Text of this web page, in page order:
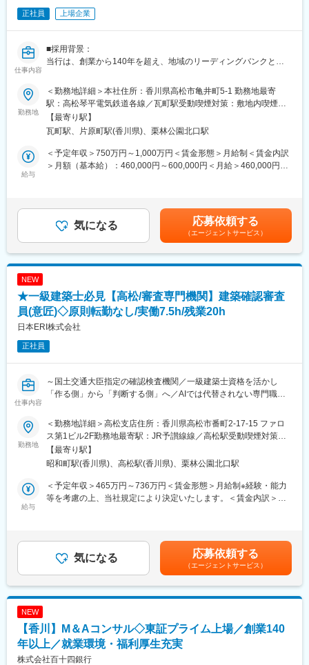
・SDGs宣言を実行していく上でのポイントや方策が不明確
・要最低限の標準的かつ包括的なステップに応じて検討
・所定のアンケートやヒアリングへのご回答で、検討すべきテー
絞り込む）
・サステナビリティ経営の重点課題や戦略を、お客様企業と当行
で検討
・開始から3カ月弱で、所定のフィードバックレポートを提出
◇ サポートメニュー
◎マテリアリティ（重要課題）の特定と取組方針の策定を支援
◎“サステナビリティ経営方針”と検討過程を記したレポートを提供
経営理念・経営資源を考慮し、今後目指すべき姿・ありたい姿を
示ず“サステナビリティ経営方針“のデータと、方針策定に向けた検
正社員 上場企業
仕事内容
■採用背景：
当行は、創業から140年を超え、地域のリーディングバンクとし
す。
現在は、「長期ビジョン2030」で、総合コンサルティンググルー
プへの進化を掲げています。コンサルティング機能の強化と新事
業領域の探索により、課題解決能力の強化を図るため、キャリア
採用を積極的に実施しています。
■業務概要：
本部営業部門の中核を担うコンサルティング部において、経験や
知識を活かしてプロフェッショナル人材を目指せる環境です。
コンサルティング部は、外部出向経験者やキャリア採用者等の多
■業務詳細：
◇ 背景
グローバル化が進む中、海外からの調達や海外向けの販売、海外
・海外の市場調査をしたい
・海外から製品、部品などを調達したい
・海外に現地法人を設立したい
・海外現地法人の再編を検討している
◇ サポート内容
討段階から伴走支援を実施し、海外ビジネスに関する課題解決を
サポートします。
ベトナム現地法人 HBCV（百十四ビジネスコンサルティングベト
ナム）を2023年10月に新設し、サービスの充実を図っています。
さい）
勤務地
＜勤務地詳細＞本社住所：香川県高松市亀井町5-1 勤務地最寄
駅：高松琴平電気鉄道各線／瓦町駅受動喫煙対策：敷地内喫煙可
能場所あり変更の範囲：会社の定める事業所
【最寄り駅】
瓦町駅、片原町駅(香川県)、栗林公園北口駅
給与
＜予定年収＞750万円～1,000万円＜賃金形態＞月給制＜賃金内訳
＞月額（基本給）：460,000円～600,000円＜月給＞460,000円～
目安の金額であり、選考を通じて上下する可能性があります。月
給(月額)は固定手当を含めた表記です。
気になる 応募依頼する
（エージェントサービス）
NEW
★一級建築士必見【高松/審査専門機関】建築確認審査
員(意匠)◇原則転勤なし/実働7.5h/残業20h
日本ERI株式会社
正社員
仕事内容
～国土交通大臣指定の確認検査機関／一級建築士資格を活かし
「作る側」から「判断する側」へ／AIでは代替されない専門職／
■業務概要：
一級建築士として培った設計知識を活かし、建築全体を俯瞰し判
断する専門家へ。住宅から工場・商業施設・ホテルまで幅広い案
件に携わり、法規解釈や適法性判断を通じて市場価値の高い専門
性を磨けるポジションです。
「作る側」の経験を武器に「判断する側」として建築業界を支え
建築確認審査および住宅性能評価業務を担当します。
主な役割は、着工前の設計図面や計算書を確認し、建築基準法や
関連法規への適合性を判断することです。
担当案件は住宅からスタートし、経験や適性に応じて工場・商業
施設・ホテルなど幅広い建築物へ拡大。構造・設備・省エネなど
専門領域にも携わります。案件ごとに条件や法規の適用内容が異
勤務地
＜勤務地詳細＞高松支店住所：香川県高松市番町2-17-15 ファロ
ス第1ビル2F勤務地最寄駅：JR予讃線線／高松駅受動喫煙対策：
屋内全面禁煙変更の範囲：会社の定める事業所
【最寄り駅】
昭和町駅(香川県)、高松駅(香川県)、栗林公園北口駅
給与
＜予定年収＞465万円～736万円＜賃金形態＞月給制※経験・能力
等を考慮の上、当社規定により決定いたします。＜賃金内訳＞月
与で支給します。資格内容により支給金額が異なります。(一級建
築士：10,000円、住宅性能評価員：5,000円、一級建築基準適合
判定資格者：25,000円、省エネ適合性判定員：5,000円ほか)賃金
はあくまでも目安の金額であり、選考を通じて上下する可能性が
あります。月給(月額)は固定手当を含めた表記です。
気になる 応募依頼する
（エージェントサービス）
NEW
【香川】M＆Aコンサル◇東証プライム上場／創業140
年以上／就業環境・福利厚生充実
株式会社百十四銀行